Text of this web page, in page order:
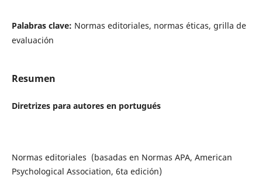
Palabras clave: Normas editoriales, normas éticas, grilla de
evaluación
Resumen
Diretrizes para autores en portugués
Normas editoriales (basadas en Normas APA, American
Psychological Association, 6ta edición)